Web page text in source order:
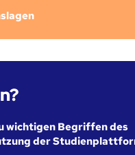
wichtigen Begriffen des
der